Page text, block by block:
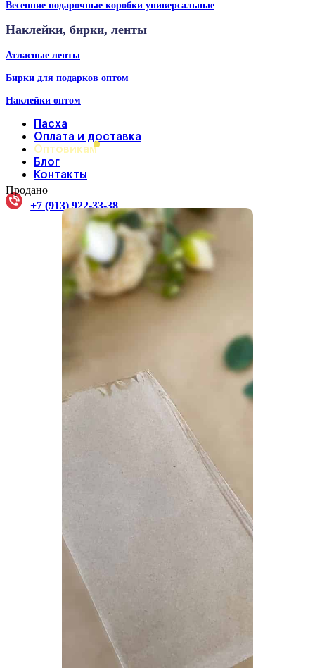
Весенние подарочные коробки универсальные
Наклейки, бирки, ленты
Атласные ленты
Бирки для подарков оптом
Наклейки оптом
Пасха
Оплата и доставка
Оптовикам
Блог
Контакты
+7 (913) 922-33-38
Продано